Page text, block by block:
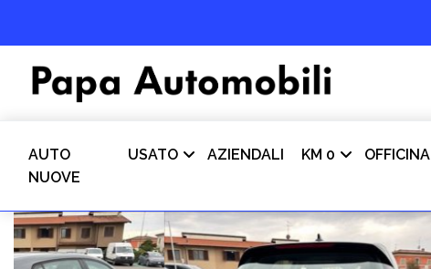
AUTO
NUOVE
USATO AZIENDALI KM 0 OFFICINA